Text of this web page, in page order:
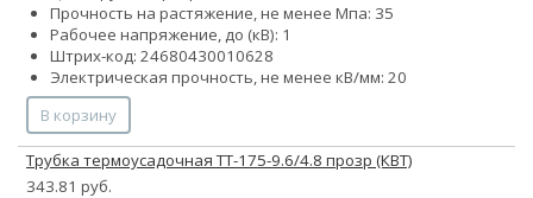
Прочность на растяжение, не менее Мпа: 35
Рабочее напряжение, до (кВ): 1
Штрих-код: 24680430010628
Электрическая прочность, не менее кВ/мм: 20
В корзину
Трубка термоусадочная ТТ-175-9.6/4.8 прозр (КВТ)
343.81 руб.